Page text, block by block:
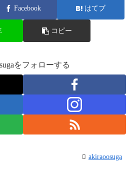
Facebook はてブ
コピー
をフォローする
akiraoosuga